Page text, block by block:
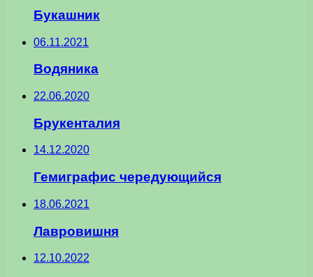
Букашник
06.11.2021
Водяника
22.06.2020
Брукенталия
14.12.2020
Гемиграфис чередующийся
18.06.2021
Лавровишня
12.10.2022